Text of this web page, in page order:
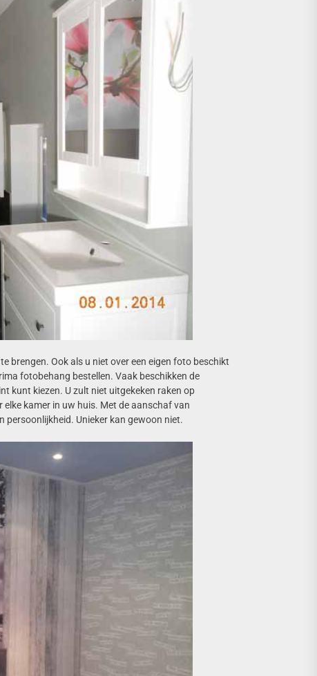
brengen. Ook als u niet over een eigen foto beschikt
fotobehang bestellen. Vaak beschikken de
kunt kiezen. U zult niet uitgekeken raken op
kamer in uw huis. Met de aanschaf van
persoonlijkheid. Unieker kan gewoon niet.